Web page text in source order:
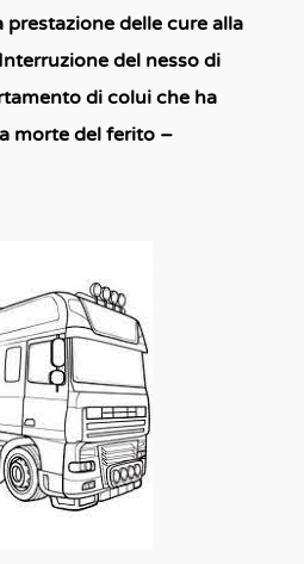
prestazione delle cure alla
del nesso di
di colui che ha
morte del ferito –